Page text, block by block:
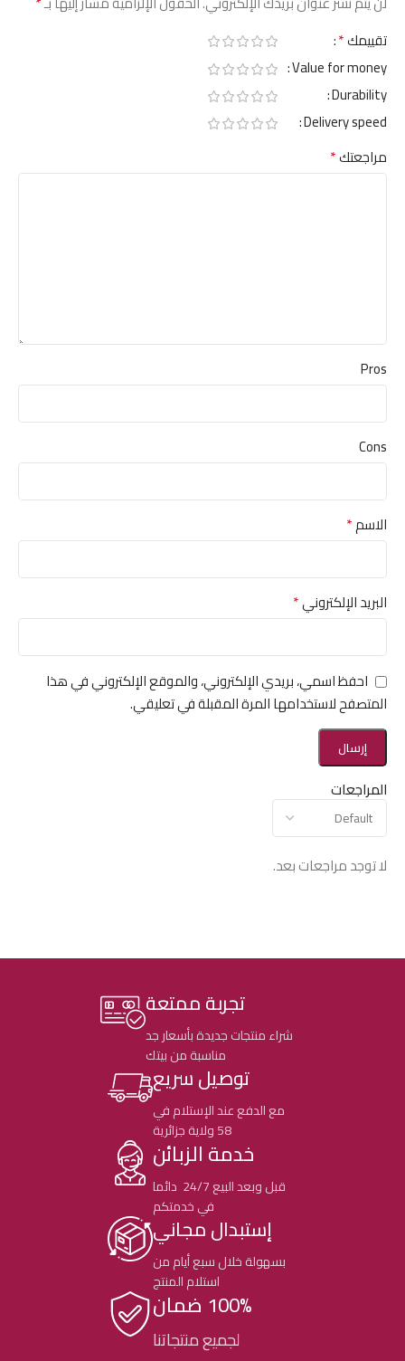
المراجعات
لا توجد مراجعات بعد.
تقييمك*
Value for money
Durability
Delivery speed
مراجعتك*
Pros
Cons
الاسم*
البريد الإلكتروني*
احفظ اسمي، بريدي الإلكتروني، والموقع الإلكتروني في هذا
المتصفح لاستخدامها المرة المقبلة في تعليقي.
تجربة ممتعة
شراء منتجات جديدة بأسعار جد
مناسبة من بيتك
توصيل سريع
مع الدفع عند الإستلام في
58 ولاية جزائرية
خدمة الزبائن
قبل وبعد البيع 24/7 دائما
في خدمتكم
إستبدال مجاني
بسهولة خلال سبع أيام من
استلام المنتج
100% ضمان
لجميع منتجاتنا